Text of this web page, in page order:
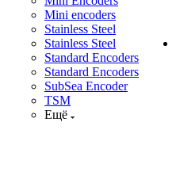
Mini encoders
Stainless Steel
Stainless Steel
Standard Encoders
Standard Encoders
SubSea Encoder
TSM
Ещё